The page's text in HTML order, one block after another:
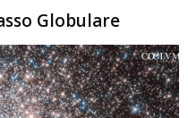
Globulare